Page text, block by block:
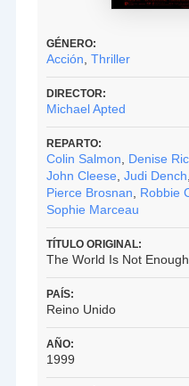
GÉNERO:
Acción ,Thriller
DIRECTOR:
Michael Apted
REPARTO:
Colin Salmon Denise
John Cleese ,Judi Dench
Pierce Brosnan
Robbie
Sophie Marceau
TÍTULO ORIGINAL:
The World Is Not Enough
PAÍS:
Reino Unido
AÑO:
1999